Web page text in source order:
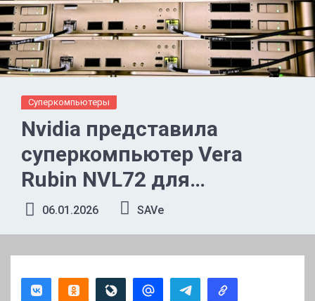
Суперкомпьютеры
Nvidia представила
суперкомпьютер Vera
Rubin NVL72 для
искусственного
интеллекта
06.01.2026 SAVe